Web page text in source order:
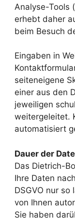
Analyse-Tools
erhebt daher
beim Besuch
Eingaben in
seiteneigene
einer aus den
jeweiligen
weitergeleitet.
automatisiert
Dauer der
Das Dietrich-
Ihre Daten
DSGVO nur so
von Ihnen
Sie haben